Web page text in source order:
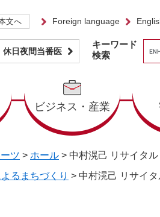
文へ Foreign language
休日夜間当番医
ビジネス・産業
キーワード
検索
ツ > ホール > 中村滉己 リサイタ
るまちづくり > 中村滉己 リサイ